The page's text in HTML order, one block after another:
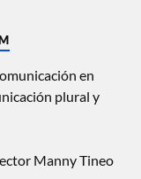
en
plural y
Manny Tineo